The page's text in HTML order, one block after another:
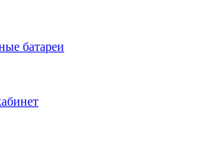
батареи